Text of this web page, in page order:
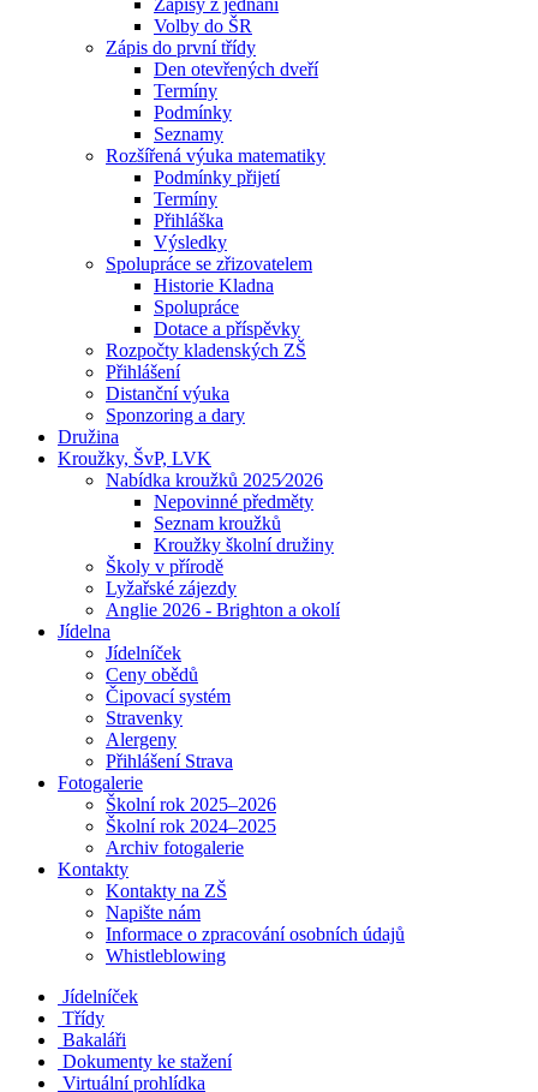
Zápisy z jednání
Volby do ŠR
Zápis do první třídy
Den otevřených dveří
Termíny
Podmínky
Seznamy
Rozšířená výuka matematiky
Podmínky přijetí
Termíny
Přihláška
Výsledky
Spolupráce se zřizovatelem
Historie Kladna
Spolupráce
Dotace a příspěvky
Rozpočty kladenských ZŠ
Přihlášení
Distanční výuka
Sponzoring a dary
Družina
Kroužky, ŠvP, LVK
Nabídka kroužků 2025⁄2026
Nepovinné předměty
Seznam kroužků
Kroužky školní družiny
Školy v přírodě
Lyžařské zájezdy
Anglie 2026 - Brighton a okolí
Jídelna
Jídelníček
Ceny obědů
Čipovací systém
Stravenky
Alergeny
Přihlášení Strava
Fotogalerie
Školní rok 2025–2026
Školní rok 2024–2025
Archiv fotogalerie
Kontakty
Kontakty na ZŠ
Napište nám
Informace o zpracování osobních údajů
Whistleblowing
Jídelníček
Třídy
Bakaláři
Dokumenty ke stažení
Virtuální prohlídka